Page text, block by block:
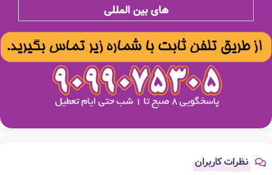
های بین المللی
نظرات کاربران